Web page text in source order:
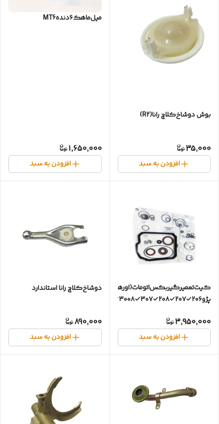
بوش دوشاخ‌کلاچ رانا(R2)
35,000
افزودن به سبد
میل‌ماهک‌۶دندهMT6
1,650,000
افزودن به سبد
کیت‌تعمیر‌گیربکس‌اتومات(اورهال)
پژو۲۰۶✓۲۰۷✓۲۰۸✓۳۰۷✓۳۰۰۸✓AL4✓megan✓
3,950,000
افزودن به سبد
دوشاخ‌کلاچ رانا استاندارد
890,000
افزودن به سبد